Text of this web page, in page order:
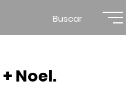
Buscar
Noel.